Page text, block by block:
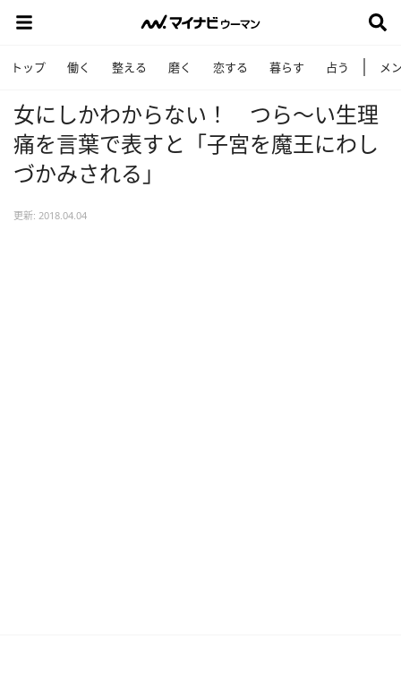
トップ 働く 整える 磨く 恋する 暮らす 占う メ
女にしかわからない！ つら～い生理
痛を言葉で表すと「子宮を魔王にわし
づかみされる」
更新: 2018.04.04